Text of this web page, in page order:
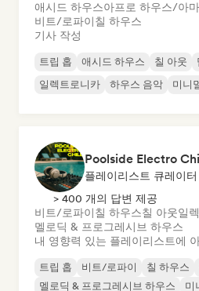
애시드 하우스아프로 하우스/아
비트/로파이칠 하우스
기사 작성
트립 홉 애시드 하우스 칠 아웃
일렉트로니카
하우스 음악 미니
Poolside Electro
플레이리스트 큐레이터
> 400 개의 답변 제공
비트/로파이칠 하우스칠 아웃일
멜로딕 & 프로그레시브 하우스
내 영향력 있는 플레이리스트에
트립 홉 비트/로파이 칠 하우스
멜로딕 & 프로그레시브 하우스
미